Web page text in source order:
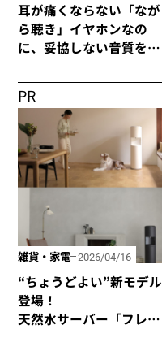
耳が痛くならない「なが
ら聴き」イヤホンなの
に、妥協しない音質を追
発売！
PR
雑貨・家電 2026/04/16
“ちょうどよい”新モデル
登場！
天然水サーバー「フレ